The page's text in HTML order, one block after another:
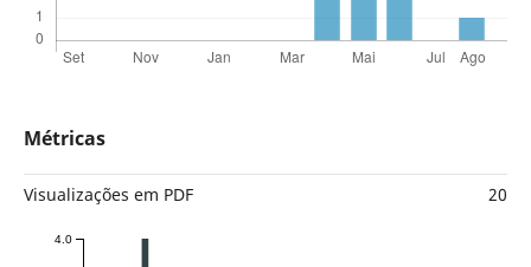
Métricas
Visualizações em PDF 20
4.0